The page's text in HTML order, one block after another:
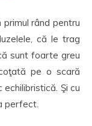
primul rând pentru
că le trag
sunt foarte greu
pe o scară
Şi cu
perfect.